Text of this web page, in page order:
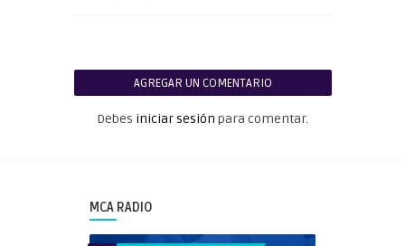
AGREGAR UN COMENTARIO
Debes iniciar sesión para comentar.
MCA RADIO